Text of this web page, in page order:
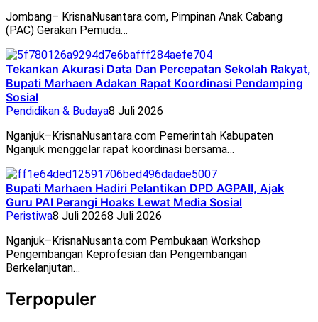
Jombang– KrisnaNusantara.com, Pimpinan Anak Cabang
(PAC) Gerakan Pemuda…
Tekankan Akurasi Data Dan Percepatan Sekolah Rakyat,
Bupati Marhaen Adakan Rapat Koordinasi Pendamping
Sosial
Pendidikan & Budaya8 Juli 2026
Nganjuk–KrisnaNusantara.com Pemerintah Kabupaten
Nganjuk menggelar rapat koordinasi bersama…
Bupati Marhaen Hadiri Pelantikan DPD AGPAII, Ajak
Guru PAI Perangi Hoaks Lewat Media Sosial
Peristiwa8 Juli 20268 Juli 2026
Nganjuk–KrisnaNusanta.com Pembukaan Workshop
Pengembangan Keprofesian dan Pengembangan
Berkelanjutan…
Terpopuler